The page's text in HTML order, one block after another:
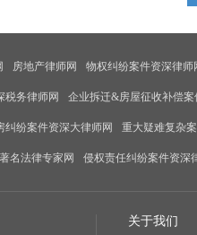
房地产律师网 物权纠纷案件资深律师
税务律师网 企业拆迁&房屋征收补偿案
纠纷案件资深大律师网 重大疑难复杂
名法律专家网 侵权责任纠纷案件资深
关于我们